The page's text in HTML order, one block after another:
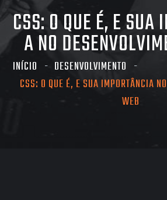
CSS: O QUE É, E SUA
A NO
INÍCIO
DESENVOLVIMENTO
CSS: O QUE É, E SUA IMPORTÂNCIA
WEB